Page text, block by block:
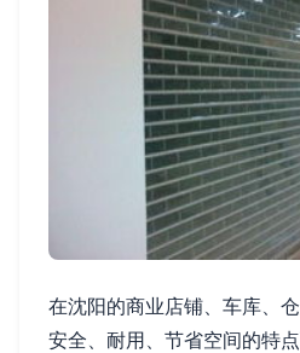
在沈阳的商业店铺、车库、
安全、耐用、节省空间的特